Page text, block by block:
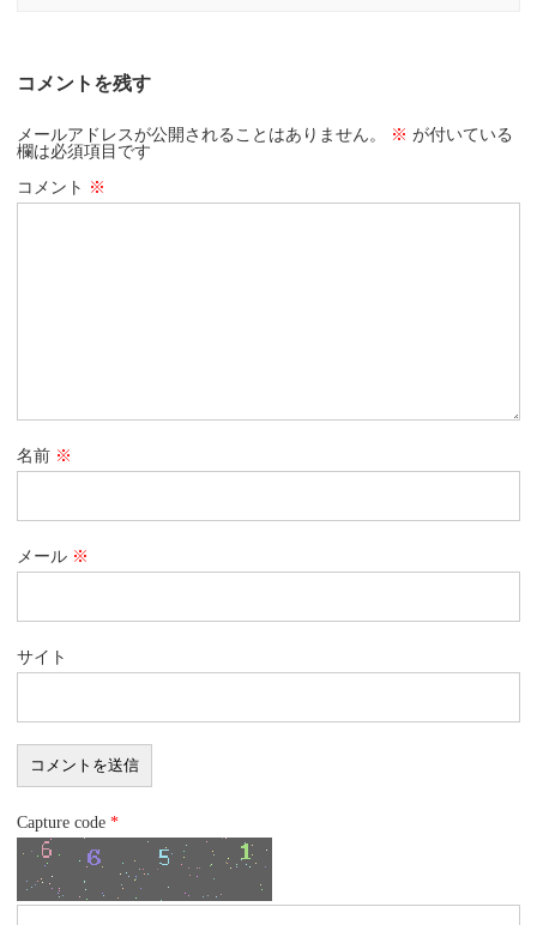
コメントを残す
メールアドレスが公開されることはありません。 ※ が付いている
欄は必須項目です
コメント ※
名前 ※
メール ※
サイト
Capture code *